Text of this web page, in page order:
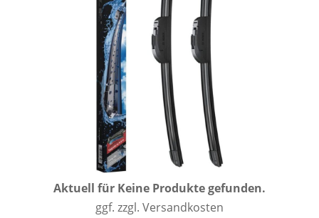
Aktuell für Keine Produkte gefunden.
ggf. zzgl. Versandkosten